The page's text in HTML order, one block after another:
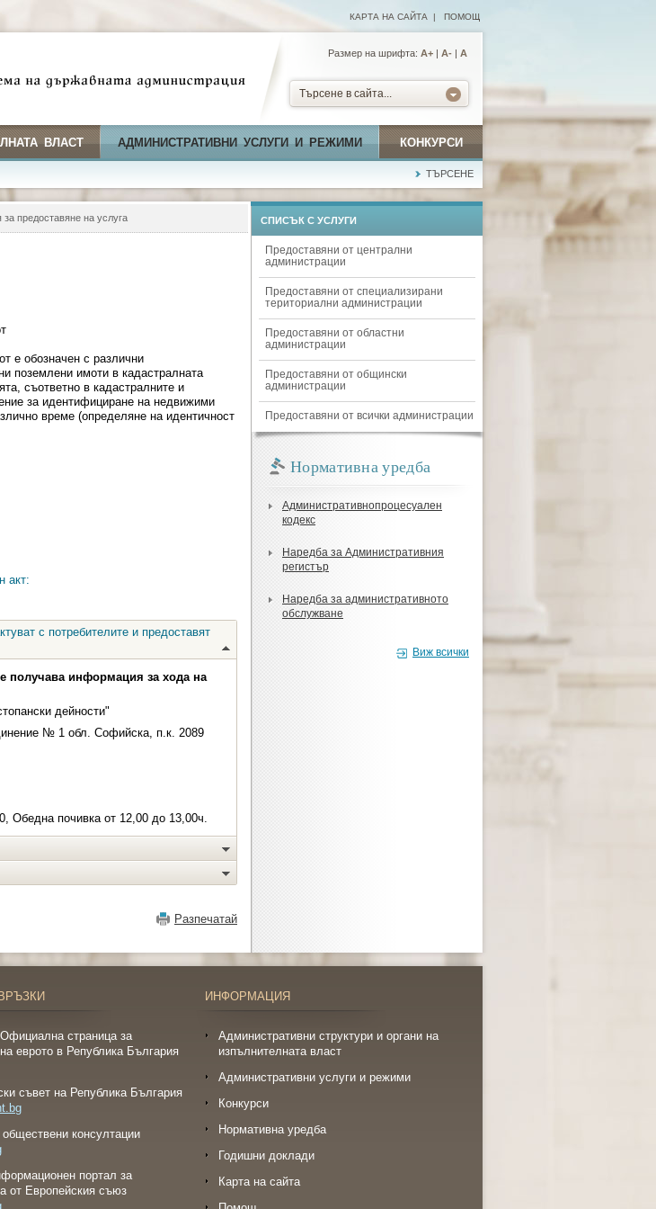
КАРТА НА САЙТА | ПОМОЩ
Размер на шрифта: А+ | A- | A
Търсене в сайта...
ВЛАСТ АДМИНИСТРАТИВНИ УСЛУГИ И РЕЖИМИ КОНКУРСИ
ТЪРСЕНЕ
предоставяне на услуга
е обозначен с различни
поземлени имоти в кадастралната
съответно в кадастралните и
за идентифициране на недвижими
време (определяне на идентичност
акт:
с потребителите и предоставят
получава информация за хода на
дейности"
№ 1 обл. Софийска, п.к. 2089
Обедна почивка от 12,00 до 13,00ч.
Разпечатай
СПИСЪК С УСЛУГИ
Предоставяни от централни
администрации
Предоставяни от специализирани
териториални администрации
Предоставяни от областни
администрации
Предоставяни от общински
администрации
Предоставяни от всички администрации
Нормативна уредба
Административнопроцесуален
кодекс
Наредба за Административния
регистър
Наредба за административното
обслужване
Виж всички
страница за
еврото в Република България
съвет на Република България
обществени консултации
портал за
от Европейския съюз
ИНФОРМАЦИЯ
Административни структури и органи на
изпълнителната власт
Административни услуги и режими
Конкурси
Нормативна уредба
Годишни доклади
Карта на сайта